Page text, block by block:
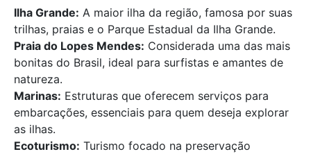
Ilha Grande: A maior ilha da região, famosa por suas
trilhas, praias e o Parque Estadual da Ilha Grande.
Praia do Lopes Mendes: Considerada uma das mais
bonitas do Brasil, ideal para surfistas e amantes de
natureza.
Marinas: Estruturas que oferecem serviços para
embarcações, essenciais para quem deseja explorar
as ilhas.
Ecoturismo: Turismo focado na preservação